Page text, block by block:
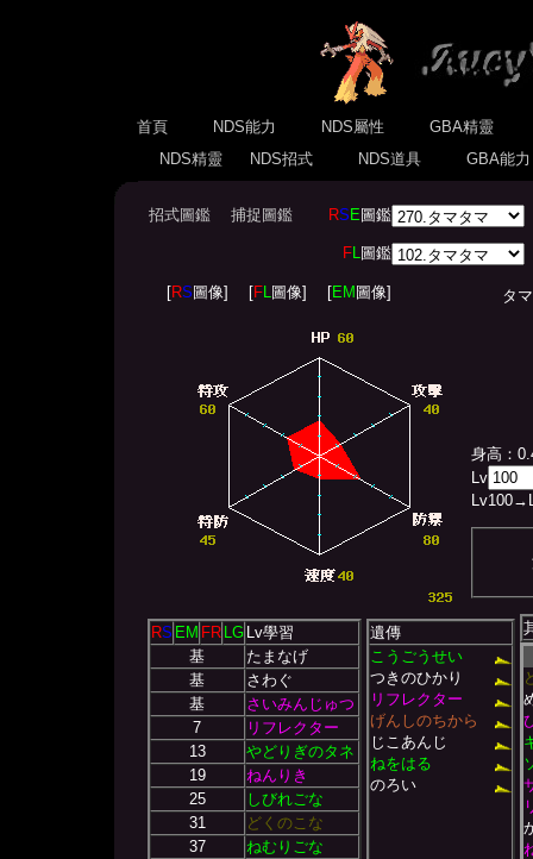
首頁 NDS能力 NDS屬性
GBA精靈
NDS精靈
NDS招式 NDS道具 GBA能
招式圖鑑 捕捉圖鑑 RS E圖鑑
FL圖鑑
[RS 圖像] [FL圖像] [EM 圖像] タマ
身高：
Lv
Lv100
RS EM FR LG Lv學習
基
たまなげ
基
さわぐ
基
さいみんじゅつ
7
リフレクター
13
やどりぎのタネ
19
ねんりき
25
しびれごな
31
どくのこな
37
ねむりごな
遺傳
こうごうせい
つきのひかり
リフレクター
げんしのちから
じこあんじ
ねをはる
のろい